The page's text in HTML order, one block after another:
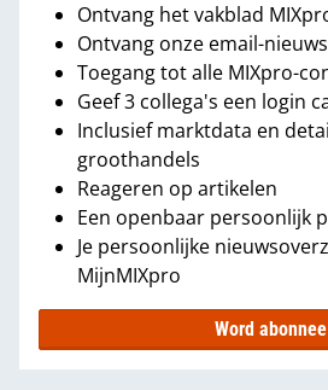
Ontvang het vakblad
Ontvang onze email-
Toegang tot alle MIXpro-
Geef 3 collega's een login
Inclusief marktdata en
groothandels
Reageren op artikelen
Een openbaar persoonlijk
Je persoonlijke
MijnMIXpro
Word abonnee